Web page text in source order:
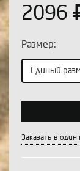
2096
Размер:
Единый
Заказать в один